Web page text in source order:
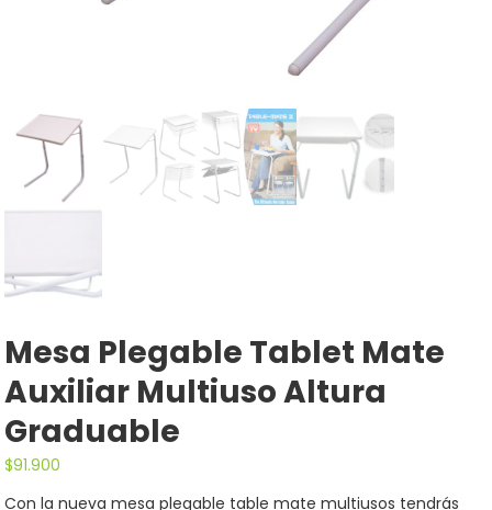
Mesa Plegable Tablet Mate
Auxiliar Multiuso Altura
Graduable
$91.900
Con la nueva mesa plegable table mate multiusos tendrás